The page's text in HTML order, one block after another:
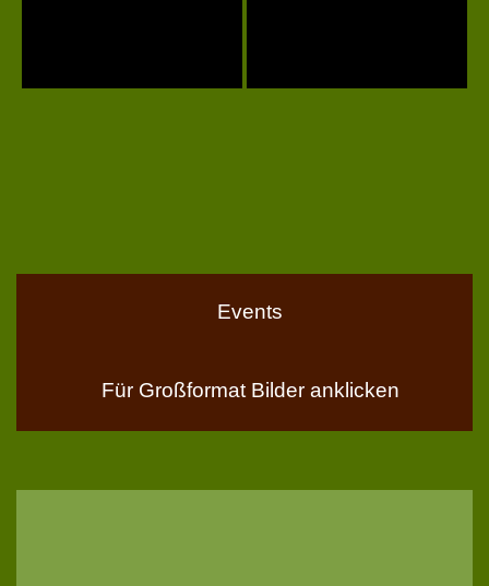
Events
Für Großformat Bilder anklicken